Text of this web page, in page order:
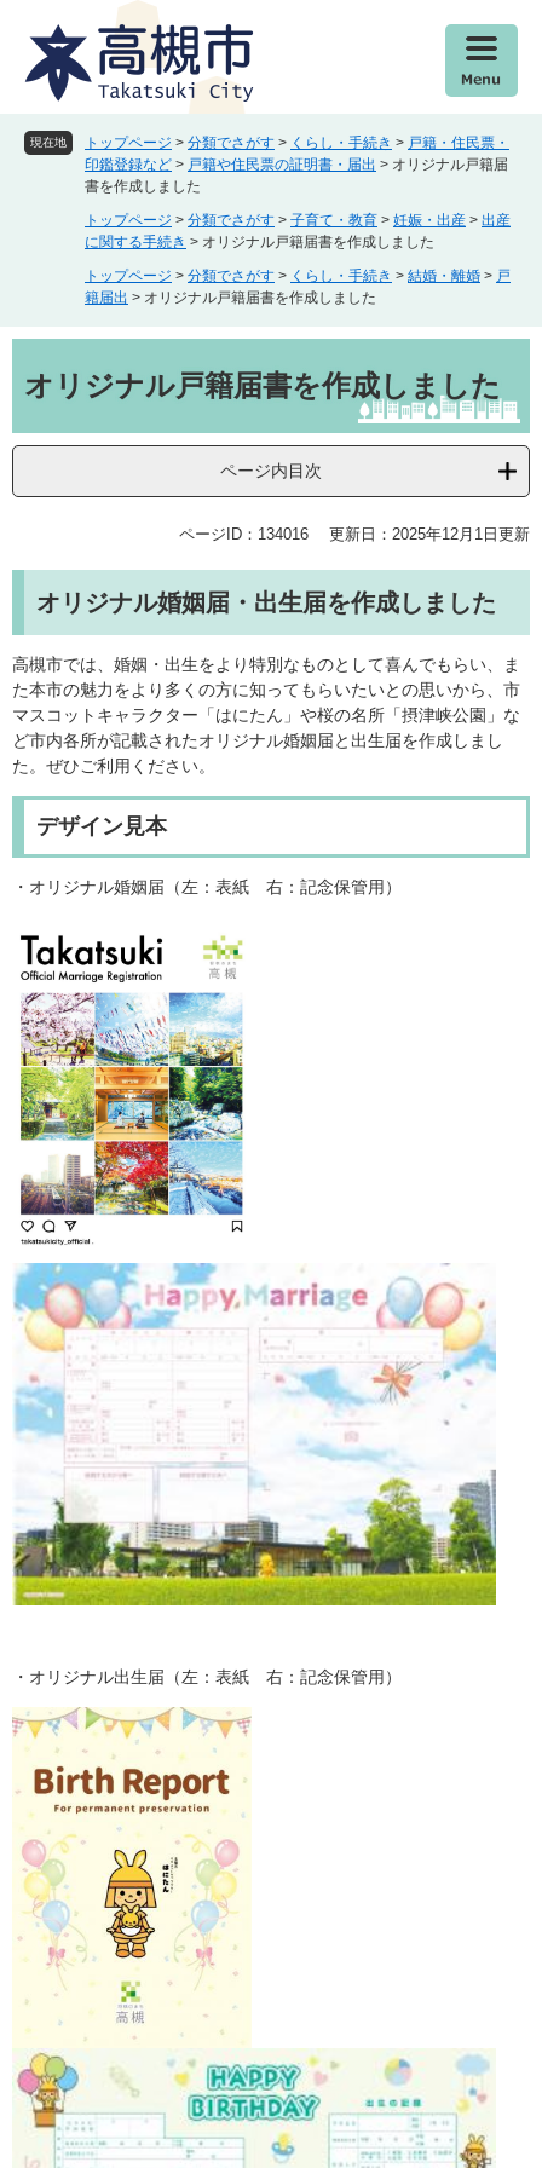
現在地 トップページ > 分類でさがす > くらし・手続き > 戸籍・住民票・
印鑑登録など > 戸籍や住民票の証明書・届出 > オリジナル戸籍届
書を作成しました
トップページ > 分類でさがす > 子育て・教育 > 妊娠・出産 > 出産
に関する手続き > オリジナル戸籍届書を作成しました
トップページ > 分類でさがす > くらし・手続き > 結婚・離婚 > 戸
籍届出 > オリジナル戸籍届書を作成しました
文オリジナル戸籍届書を作成しました
ページ内目次
ページID：134016 更新日：2025年12月1日更新
オリジナル婚姻届・出生届を作成しました
高槻市では、婚姻・出生をより特別なものとして喜んでもらい、ま
た本市の魅力をより多くの方に知ってもらいたいとの思いから、市
マスコットキャラクター「はにたん」や桜の名所「摂津峡公園」な
ど市内各所が記載されたオリジナル婚姻届と出生届を作成しまし
た。ぜひご利用ください。
デザイン見本
・オリジナル婚姻届（左：表紙 右：記念保管用）
・オリジナル出生届（左：表紙 右：記念保管用）